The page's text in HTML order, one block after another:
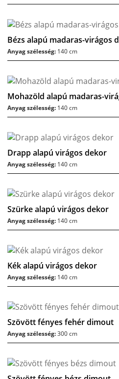
Bézs alapú madaras-virágos
Anyag szélesség: 140 cm
Mohazöld alapú madaras-
Anyag szélesség: 140 cm
Drapp alapú virágos dekor
Anyag szélesség: 140 cm
Szürke alapú virágos dekor
Anyag szélesség: 140 cm
Kék alapú virágos dekor
Anyag szélesség: 140 cm
Szövött fényes fehér dimout
Anyag szélesség:300 cm